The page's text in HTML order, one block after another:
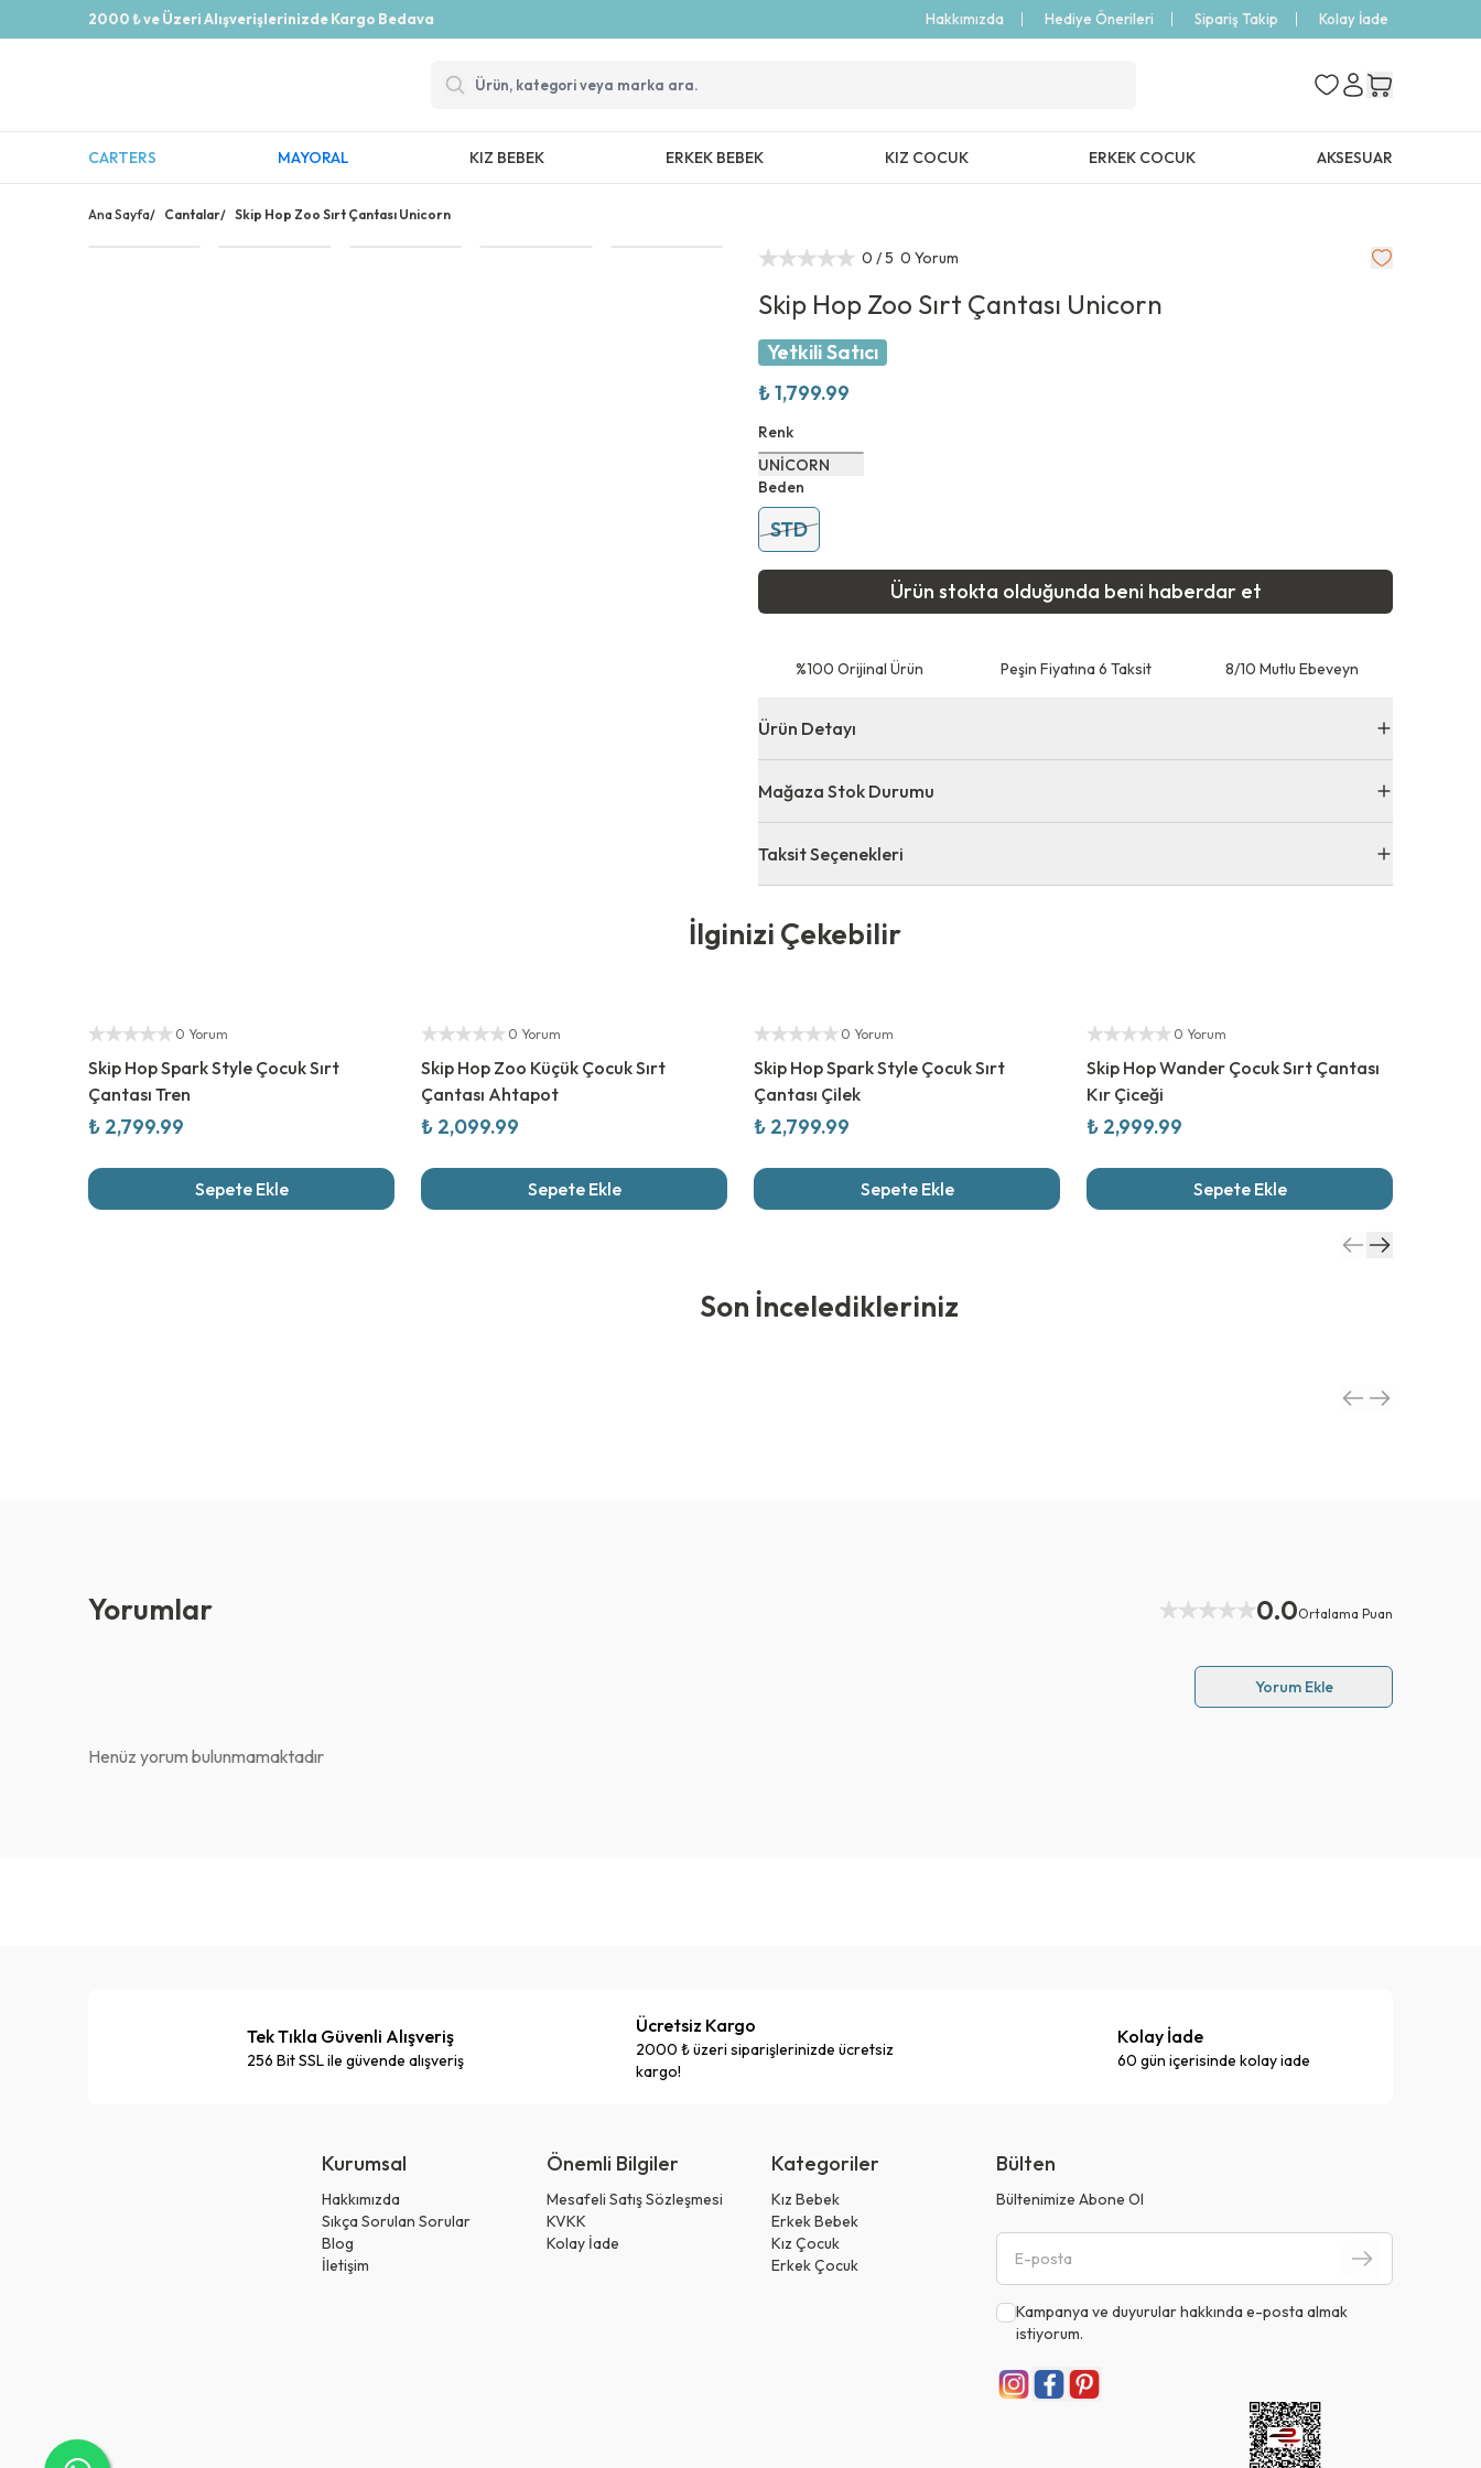
2000 ₺ ve Üzeri Alışverişlerinizde Kargo Bedava Hakkımızda Hediye Önerileri Sipariş Takip Kolay İade
CARTERS MAYORAL KIZ BEBEK ERKEK BEBEK KIZ COCUK ERKEK COCUK AKSESUAR
Ana Sayfa/ Cantalar/ Skip Hop Zoo Sırt Çantası Unicorn
0 / 5 0 Yorum
Skip Hop Zoo Sırt Çantası Unicorn
Yetkili Satıcı
₺ 1,799.99
Renk
UNİCORN
Beden
STD
Ürün stokta olduğunda beni haberdar et
⁠%100 Orijinal Ürün Peşin Fiyatına 6 Taksit 8/10 Mutlu Ebeveyn
Ürün Detayı
Mağaza Stok Durumu
Taksit Seçenekleri
İlginizi Çekebilir
0 Yorum
Skip Hop Spark Style Çocuk Sırt
Çantası Tren
₺ 2,799.99
Sepete Ekle
0 Yorum
Skip Hop Zoo Küçük Çocuk Sırt
Çantası Ahtapot
₺ 2,099.99
Sepete Ekle
0 Yorum
Skip Hop Spark Style Çocuk Sırt
Çantası Çilek
₺ 2,799.99
Sepete Ekle
0 Yorum
Skip Hop Wander Çocuk Sırt Çantası
Kır Çiceği
₺ 2,999.99
Sepete Ekle
Son İnceledikleriniz
Yorumlar 0.0Ortalama Puan
Yorum Ekle
Henüz yorum bulunmamaktadır
Tek Tıkla Güvenli Alışveriş
256 Bit SSL ile güvende alışveriş
Ücretsiz Kargo
2000 ₺ üzeri siparişlerinizde ücretsiz
kargo!
Kolay İade
60 gün içerisinde kolay iade
Kurumsal
Hakkımızda
Sıkça Sorulan Sorular
Blog
İletişim
Önemli Bilgiler
Mesafeli Satış Sözleşmesi
KVKK
Kolay İade
Kategoriler
Kız Bebek
Erkek Bebek
Kız Çocuk
Erkek Çocuk
Bülten
Bültenimize Abone Ol
Kampanya ve duyurular hakkında e-posta almak
istiyorum.